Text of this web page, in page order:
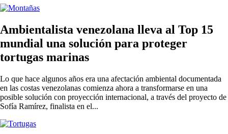
Ambientalista venezolana lleva al Top 15
mundial una solución para proteger
tortugas marinas
Lo que hace algunos años era una afectación ambiental documentada
en las costas venezolanas comienza ahora a transformarse en una
posible solución con proyección internacional, a través del proyecto de
Sofía Ramírez, finalista en el...